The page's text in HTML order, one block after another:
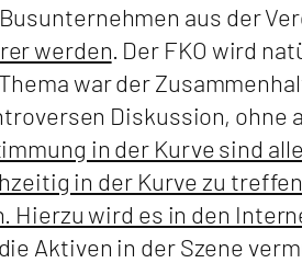
aus der
werden . Der FKO wird
war der
Diskussion, ohne
in der Kurve sind
in der Kurve zu
Hierzu wird es in den
Aktiven in der Szene